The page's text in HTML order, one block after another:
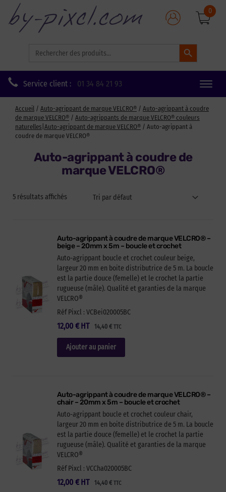
for:
Search Button
0
Service client : 01 34 84 21 93
Toggle
Accueil / Auto-agrippant de marque VELCRO® / Auto-agrippant à coudre
de marque VELCRO® / Auto-agrippants de marque VELCRO® couleurs
naturelles|Auto-agrippant de marque VELCRO® / Auto-agrippant à
coudre de marque VELCRO®
Auto-agrippant à coudre de
marque VELCRO®
5 résultats affichés
Auto-agrippant à coudre de marque VELCRO® –
beige – 20mm x 5m – boucle et crochet
Auto-agrippant boucle et crochet couleur beige,
largeur 20 mm en boite distributrice de 5 m. La boucle
est la partie douce (femelle) et le crochet la partie
rugueuse (mâle). Qualité et garanties de la marque
VELCRO®
Réf Pixcl : VCBei020005BC
12,00 € 14,40 €TTC
HT
Ajouter au panier
Auto-agrippant à coudre de marque VELCRO® –
chair – 20mm x 5m – boucle et crochet
Auto-agrippant boucle et crochet couleur chair,
largeur 20 mm en boite distributrice de 5 m. La boucle
est la partie douce (femelle) et le crochet la partie
rugueuse (mâle). Qualité et garanties de la marque
VELCRO®
Réf Pixcl : VCCha020005BC
12,00 € 14,40 €TTC
HT